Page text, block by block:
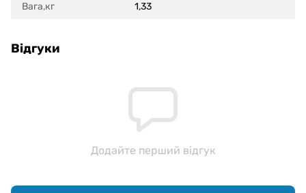
Вага,кг 1,33
Відгуки
Додайте перший відгук